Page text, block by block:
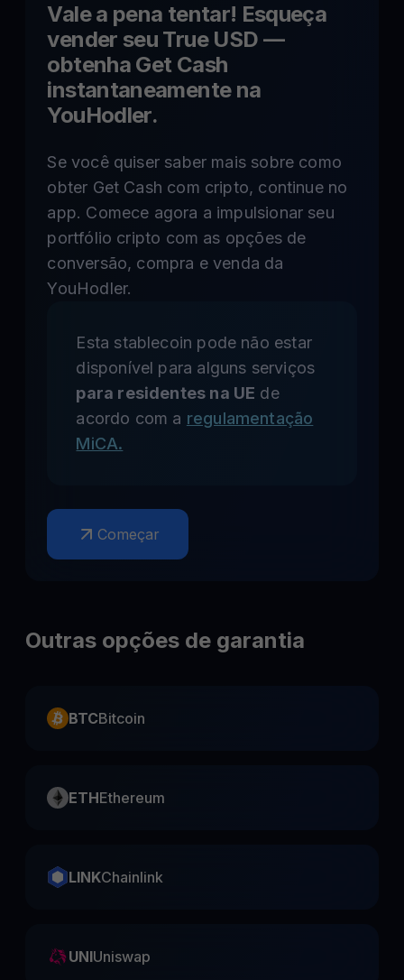
Vale a pena tentar! Esqueça
vender seu True USD —
obtenha Get Cash
instantaneamente na
YouHodler.
Se você quiser saber mais sobre como
obter Get Cash com cripto, continue no
app. Comece agora a impulsionar seu
portfólio cripto com as opções de
conversão, compra e venda da
YouHodler.
Esta stablecoin pode não estar
disponível para alguns serviços
para residentes na UE de
acordo com a regulamentação
MiCA.
Começar
Outras opções de garantia
BTCBitcoin
ETHEthereum
LINKChainlink
UNIUniswap